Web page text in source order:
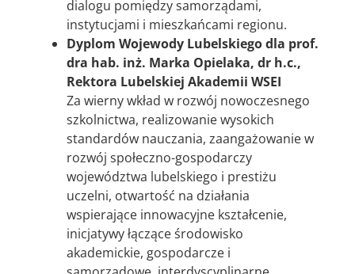
dialogu pomiędzy samorządami,
instytucjami i mieszkańcami regionu.
Dyplom Wojewody Lubelskiego dla prof.
dra hab. inż. Marka Opielaka, dr h.c.,
Rektora Lubelskiej Akademii WSEI
Za wierny wkład w rozwój nowoczesnego
szkolnictwa, realizowanie wysokich
standardów nauczania, zaangażowanie w
rozwój społeczno-gospodarczy
województwa lubelskiego i prestiżu
uczelni, otwartość na działania
wspierające innowacyjne kształcenie,
inicjatywy łączące środowisko
akademickie, gospodarcze i